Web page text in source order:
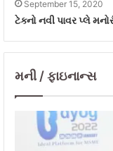
September 15, 2020
ટેક્નો નવી પાવર પ્લે
મની / ફાઇનાન્સ